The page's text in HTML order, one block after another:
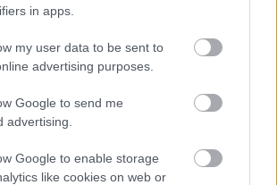
in apps.
my user data to be sent to
advertising purposes.
Google to send me
advertising.
Google to enable storage
like cookies on web or